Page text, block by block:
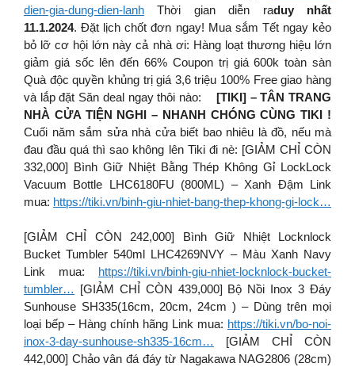
dien-gia-dung-dien-lanh Thời gian diễn raduy nhất
11.1.2024. Đặt lịch chốt đơn ngay! Mua sắm Tết ngay kẻo
bỏ lỡ cơ hội lớn này cả nhà ơi: Hàng loạt thương hiệu lớn
giảm giá sốc lên đến 66% Coupon trị giá 600k toàn sàn
Quà độc quyền khủng trị giá 3,6 triệu 100% Free giao hàng
và lắp đặt Săn deal ngay thôi nào: [TIKI] – TÂN TRANG
NHÀ CỬA TIỆN NGHI – NHANH CHÓNG CÙNG TIKI !
Cuối năm sắm sửa nhà cửa biết bao nhiêu là đồ, nếu mà
đau đầu quá thì sao không lên Tiki đi nè: [GIẢM CHỈ CÒN
332,000] Bình Giữ Nhiệt Bằng Thép Không Gỉ LockLock
Vacuum Bottle LHC6180FU (800ML) – Xanh Đậm Link
mua: https://tiki.vn/binh-giu-nhiet-bang-thep-khong-gi-lock…
[GIẢM CHỈ CÒN 242,000] Bình Giữ Nhiệt Locknlock
Bucket Tumbler 540ml LHC4269NVY – Màu Xanh Navy
Link mua: https://tiki.vn/binh-giu-nhiet-locknlock-bucket-
tumbler… [GIẢM CHỈ CÒN 439,000] Bộ Nồi Inox 3 Đáy
Sunhouse SH335(16cm, 20cm, 24cm ) – Dùng trên mọi
loại bếp – Hàng chính hãng Link mua: https://tiki.vn/bo-noi-
inox-3-day-sunhouse-sh335-16cm…
[GIẢM CHỈ CÒN
442,000] Chảo vân đá đáy từ Nagakawa NAG2806 (28cm)